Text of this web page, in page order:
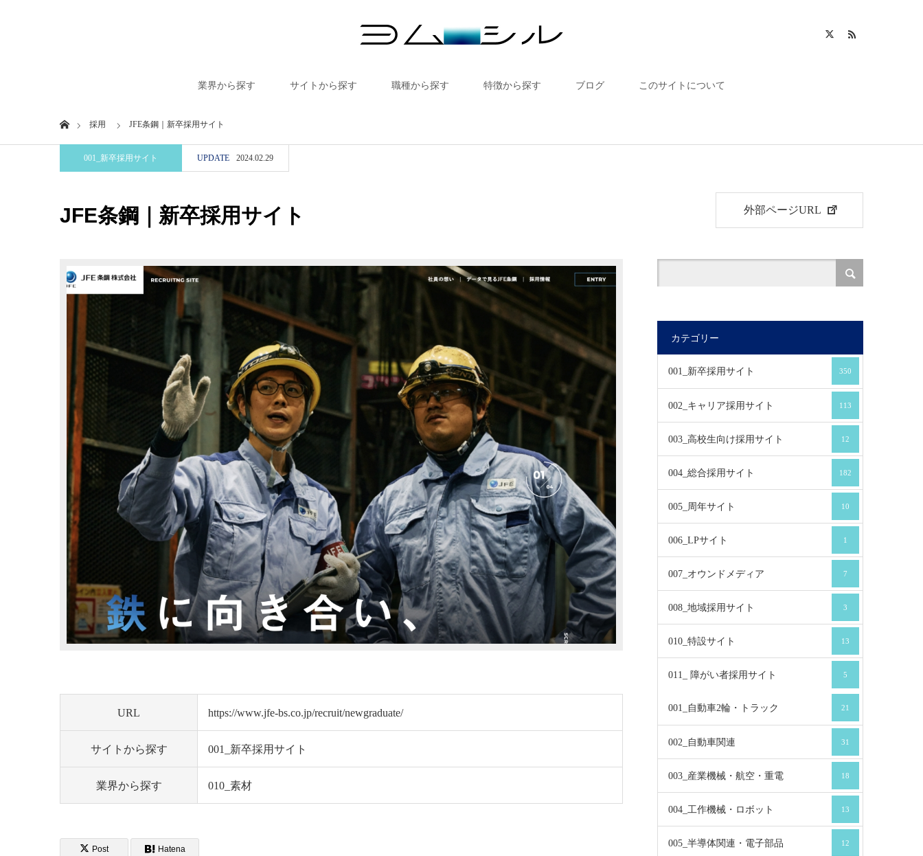
業界から探す サイトから探す 職種から探す 特徴から探す ブログ このサイトについて
Home 採用 JFE条鋼｜新卒採用サイト
001_新卒採用サイト UPDATE 2024.02.29
JFE条鋼｜新卒採用サイト 外部ページURL
URL https://www.jfe-bs.co.jp/recruit/newgraduate/
サイトから探す 001_新卒採用サイト
業界から探す 010_素材
Post Hatena
カテゴリー
001_新卒採用サイト 350
002_キャリア採用サイト 113
003_高校生向け採用サイト 12
004_総合採用サイト 182
005_周年サイト 10
006_LPサイト 1
007_オウンドメディア 7
008_地域採用サイト 3
010_特設サイト 13
011_ 障がい者採用サイト 5
001_自動車2輪・トラック 21
002_自動車関連 31
003_産業機械・航空・重電 18
004_工作機械・ロボット 13
005_半導体関連・電子部品 12